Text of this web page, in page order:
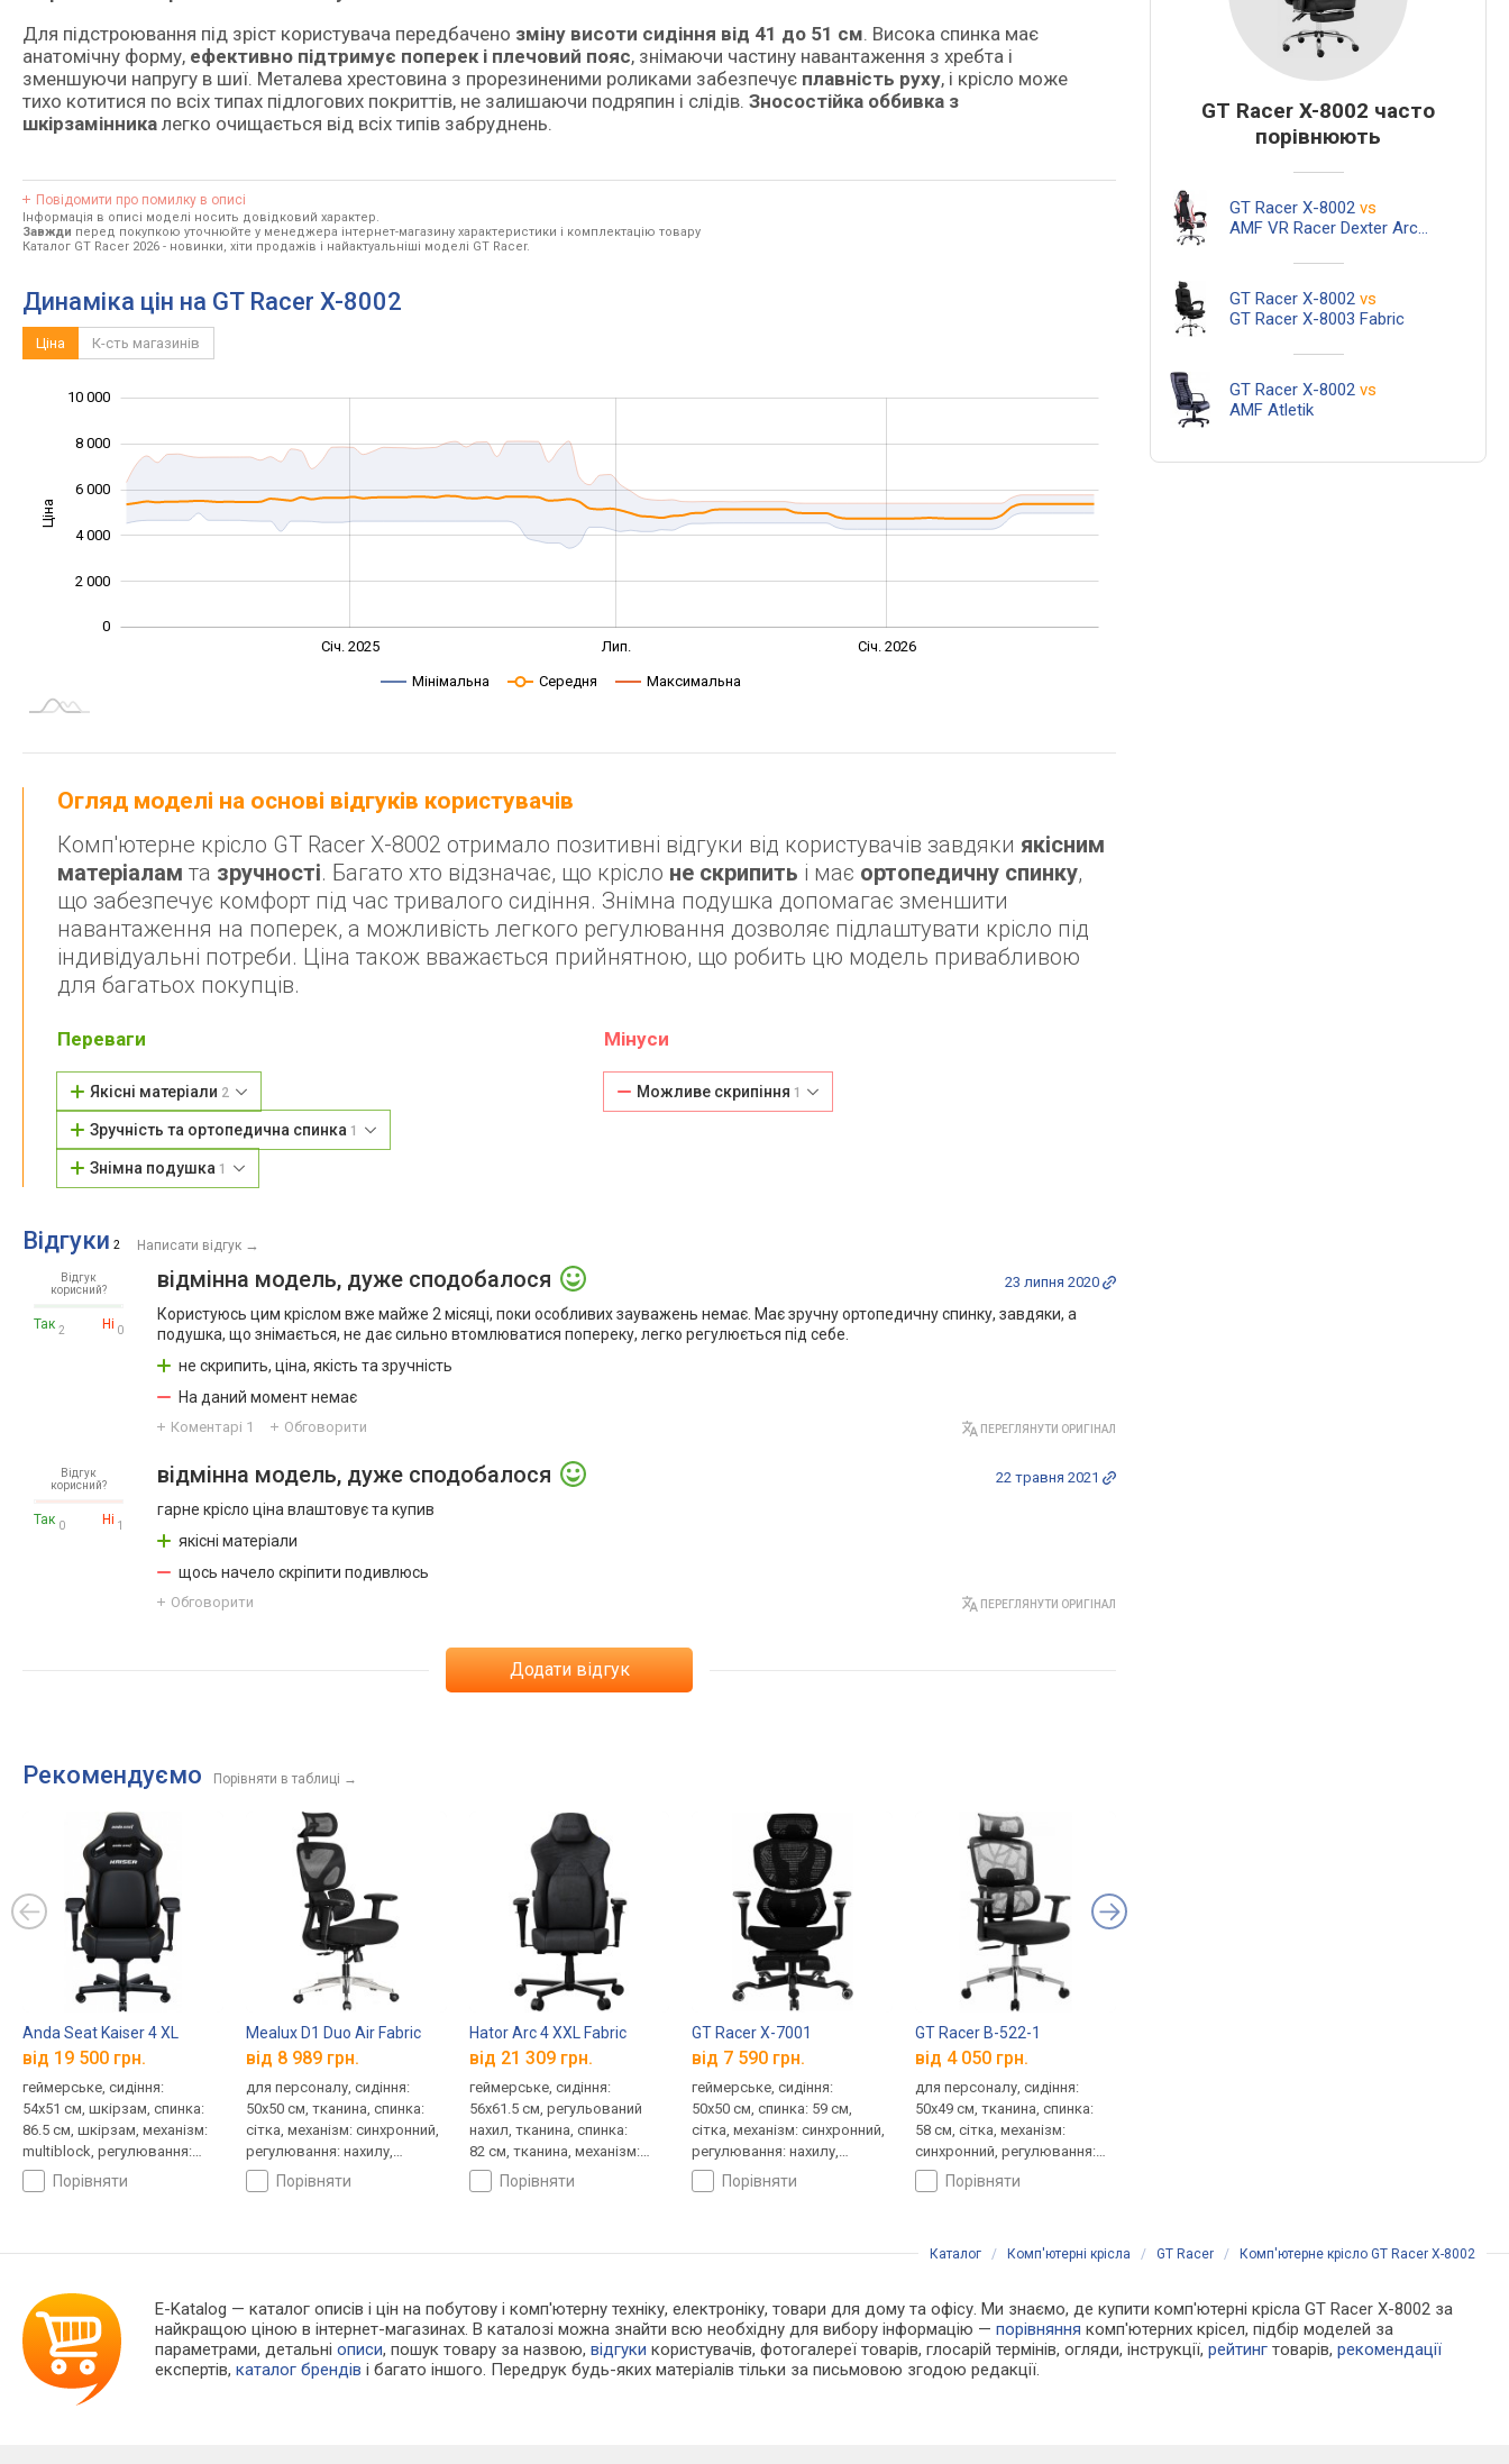
Для підстроювання під зріст користувача передбачено зміну висоти сидіння від 41 до 51 см. Висока спинка має
анатомічну форму, ефективно підтримує поперек і плечовий пояс, знімаючи частину навантаження з хребта і
зменшуючи напругу в шиї. Металева хрестовина з прорезиненими роликами забезпечує плавність руху, і крісло може
тихо котитися по всіх типах підлогових покриттів, не залишаючи подряпин і слідів. Зносостійка оббивка з
шкірзамінника легко очищається від всіх типів забруднень.
Повідомити про помилку в описі
Інформація в описі моделі носить довідковий характер.
Завжди перед покупкою уточнюйте у менеджера інтернет-магазину характеристики і комплектацію товару
Каталог GT Racer 2026 - новинки, хіти продажів і найактуальніші моделі GT Racer.
Динаміка цін на GT Racer X-8002
Ціна К-сть магазинів
Ціна
0
2 000
4 000
6 000
8 000
10 000
Січ. 2025 Лип. Січ. 2026
Мінімальна Середня Максимальна
Огляд моделі на основі відгуків користувачів
Комп'ютерне крісло GT Racer X-8002 отримало позитивні відгуки від користувачів завдяки якісним
матеріалам та зручності. Багато хто відзначає, що крісло не скрипить і має ортопедичну спинку,
що забезпечує комфорт під час тривалого сидіння. Знімна подушка допомагає зменшити
навантаження на поперек, а можливість легкого регулювання дозволяє підлаштувати крісло під
індивідуальні потреби. Ціна також вважається прийнятною, що робить цю модель привабливою
для багатьох покупців.
Переваги
Якісні матеріали 2
Зручність та ортопедична спинка 1
Знімна подушка 1
Мінуси
Можливе скрипіння 1
Відгуки 2 Написати відгук →
Відгук
корисний?
Так 2 Ні 0
відмінна модель, дуже сподобалося 23 липня 2020
Користуюсь цим кріслом вже майже 2 місяці, поки особливих зауважень немає. Має зручну ортопедичну спинку, завдяки, а
подушка, що знімається, не дає сильно втомлюватися попереку, легко регулюється під себе.
не скрипить, ціна, якість та зручність
На даний момент немає
Коментарі 1 Обговорити ПЕРЕГЛЯНУТИ ОРИГІНАЛ
Відгук
корисний?
Так 0 Ні 1
відмінна модель, дуже сподобалося 22 травня 2021
гарне крісло ціна влаштовує та купив
якісні матеріали
щось начело скріпити подивлюсь
Обговорити ПЕРЕГЛЯНУТИ ОРИГІНАЛ
Додати відгук
Рекомендуємо Порівняти в таблиці →
Anda Seat Kaiser 4 XL
від 19 500 грн.
геймерське, сидіння:
54x51 см, шкірзам, спинка:
86.5 см, шкірзам, механізм:
multiblock, регулювання:
нахилу, висоти, жорсткості
порівняти
Mealux D1 Duo Air Fabric
від 8 989 грн.
для персоналу, сидіння:
50x50 см, тканина, спинка:
сітка, механізм: синхронний,
регулювання: нахилу,
висоти, глибини, жорсткості
порівняти
Hator Arc 4 XXL Fabric
від 21 309 грн.
геймерське, сидіння:
56x61.5 см, регульований
нахил, тканина, спинка:
82 см, тканина, механізм:
синхронний, регулювання:
нахилу, висоти, глибини,
порівняти
GT Racer X-7001
від 7 590 грн.
геймерське, сидіння:
50x50 см, спинка: 59 см,
сітка, механізм: синхронний,
регулювання: нахилу,
висоти, жорсткості
порівняти
GT Racer B-522-1
від 4 050 грн.
для персоналу, сидіння:
50x49 см, тканина, спинка:
58 см, сітка, механізм:
синхронний, регулювання:
висоти, глибини, жорсткості
порівняти
GT Racer X-8002 часто
порівнюють
GT Racer X-8002 vs
AMF VR Racer Dexter Arcee
GT Racer X-8002 vs
GT Racer X-8003 Fabric
GT Racer X-8002 vs
AMF Atletik
Каталог / Комп'ютерні крісла / GT Racer / Комп'ютерне крісло GT Racer X-8002
E-Katalog — каталог описів і цін на побутову і комп'ютерну техніку, електроніку, товари для дому та офісу. Ми знаємо, де купити комп'ютерні крісла GT Racer X-8002 за
найкращою ціною в інтернет-магазинах. В каталозі можна знайти всю необхідну для вибору інформацію —порівняння комп'ютерних крісел, підбір моделей за
параметрами, детальніописи, пошук товару за назвою,відгуки користувачів, фотогалереї товарів, глосарій термінів, огляди, інструкції,рейтинг товарів,рекомендації
експертів,каталог брендів і багато іншого. Передрук будь-яких матеріалів тільки за письмовою згодою редакції.